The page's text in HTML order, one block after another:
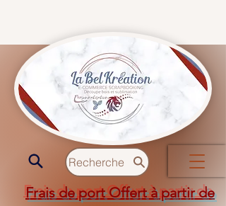
Recherche
Frais de port Offert à partir de